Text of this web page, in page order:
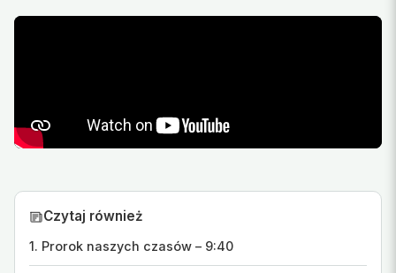
Czytaj również
1. Prorok naszych czasów – 9:40